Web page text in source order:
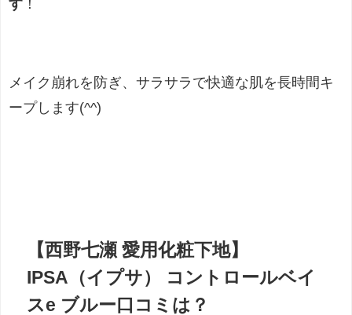
す ！
メイク崩れを防ぎ、サラサラで快適な肌を長時間キ
ープします(^^)
【西野七瀬 愛用化粧下地】
IPSA（イプサ） コントロールベイ
スe ブルー口コミは？